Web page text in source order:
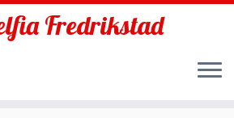
Fredrikstad